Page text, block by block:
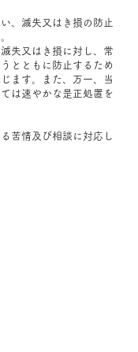
、滅失又はき損の防止
失又はき損に対し、常
とともに防止するため
ます。また、万一、当
は速やかな是正処置を
苦情及び相談に対応し